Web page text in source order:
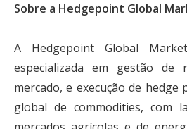
Sobre a Hedgepoint Global
A Hedgepoint Global
especializada em gestão de
mercado, e execução de hedge
global de commodities, com